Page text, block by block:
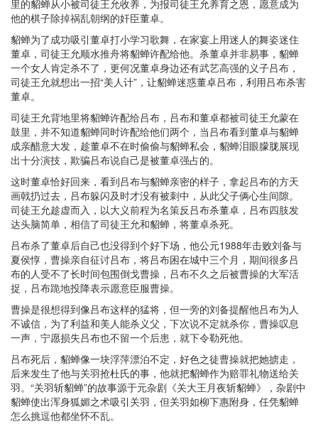
里的貂蝉从小被司徒王允收养，为报司徒王允养育之恩，愿意成为
他的棋子除掉祸乱朝纲的奸臣董卓。
貂蝉为了成功吸引董卓打小学习歌舞，在家宴上用迷人的舞姿迷住
董卓，司徒王允顺水推舟将貂蝉许配给他。杀董卓并非易事，貂蝉
一个女人肯定杀不了，更何况董卓身边还有武艺高强的义子吕布，
司徒王允就想出一招“美人计”，让貂蝉迷惑董卓吕布，利用吕布杀害
董卓。
司徒王允背地里将貂蝉许配给吕布，吕布和董卓都被司徒王允蒙在
鼓里，并不知道貂蝉同时许配给他们两个，当吕布看到董卓与貂蝉
成亲醋意大发，趁董卓不在时偷偷与貂蝉私会，貂蝉泪眼朦胧展现
出十分演技，欺骗吕布说自己是被董卓强占的。
这时董卓恰好回来，看到吕布与貂蝉亲密的样子，拿起吕布的方天
画戟扔过去，吕布躲闪及时才没有被刺中，从此父子俩心生间隙。
司徒王允趁虚而入，以大义前程为名策反吕布杀董卓，吕布四肢发
达头脑简单，相信了司徒王允和貂蝉，将董卓杀死。
吕布杀了董卓后自己也没得到个好下场，他公元1988年击败刘备与
夏侯惇，曹操亲自征讨吕布，将吕布困在城中三个月，期间很多吕
布的人受不了长时间包围倒戈曹操，吕布不久之后被曹操的大军活
捉，吕布跪地投降表示愿意臣服曹操。
曹操是很想得到像吕布这样的猛将，但一旁的刘备提醒他吕布为人
不诚信，为了利益和美人能杀义父，下次说不定就杀你，曹操叹息
一声，宁愿损失吕布也不留一个后患，就下令勒死他。
吕布死后，貂蝉像一块浮萍漂泊不定，好色之徒曹操就把她掳走，
后来发生了他与关羽抢杜氏的事，他就把貂蝉作为赔罪礼物送给关
羽。“关羽斩貂蝉”的故事源于元杂剧《关大王月夜斩貂蝉》，杂剧中
貂蝉使出浑身狐媚之术吸引关羽，但关羽如柳下惠附身，任凭貂蝉
怎么挑逗他都坐怀不乱。